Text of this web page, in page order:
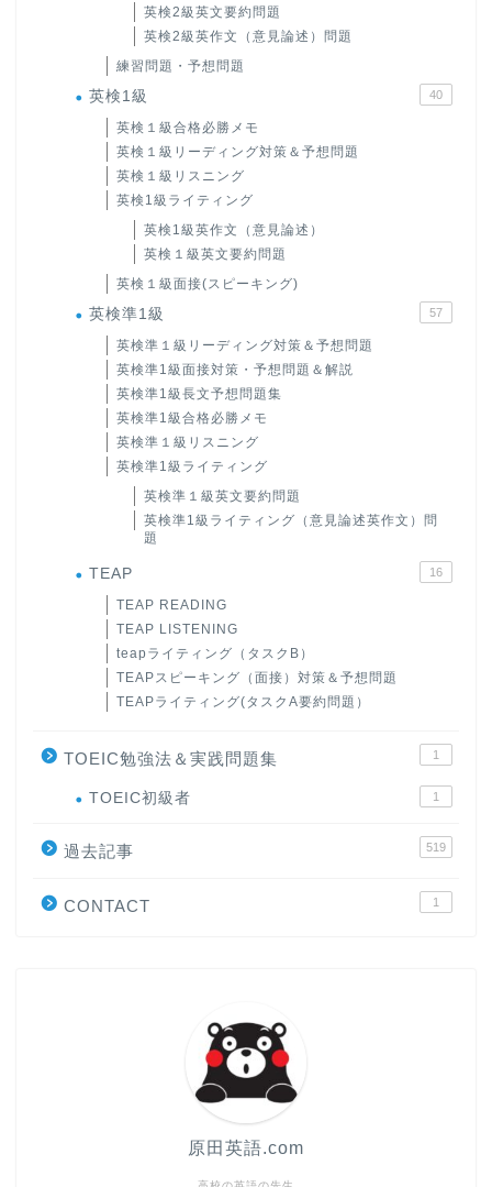
英検2級英文要約問題
英検2級英作文（意見論述）問題
練習問題・予想問題
英検1級 40
英検１級合格必勝メモ
英検１級リーディング対策＆予想問題
英検１級リスニング
英検1級ライティング
英検1級英作文（意見論述）
英検１級英文要約問題
英検１級面接(スピーキング)
英検準1級 57
英検準１級リーディング対策＆予想問題
英検準1級面接対策・予想問題＆解説
英検準1級長文予想問題集
英検準1級合格必勝メモ
英検準１級リスニング
英検準1級ライティング
英検準１級英文要約問題
英検準1級ライティング（意見論述英作文）問
題
TEAP 16
TEAP READING
TEAP LISTENING
teapライティング（タスクB）
TEAPスピーキング（面接）対策＆予想問題
TEAPライティング(タスクA要約問題）
TOEIC勉強法＆実践問題集 1
TOEIC初級者 1
過去記事 519
CONTACT 1
原田英語.com
大学入試英語対策講座
英語名言・格言・カッコい
い英語＆素敵な英文フレー